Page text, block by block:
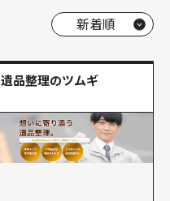
遺品整理のツムギ